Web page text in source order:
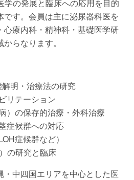
学の発展と臨床への応用を目的
です。会員は主に泌尿器科医を
心療内科・精神科・基礎医学研
らなります。
明・治療法の研究
リテーション
）の保存的治療・外科治療
症候群への対応
症候群など）
の研究と臨床
中四国エリアを中心とした医